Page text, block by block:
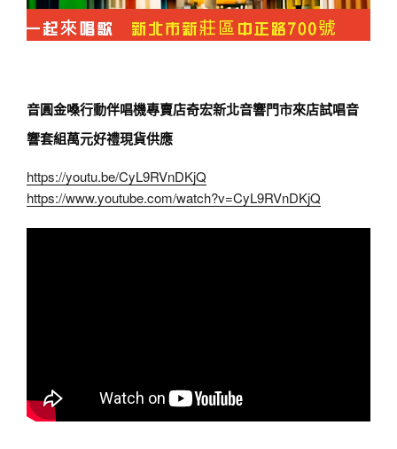
音圓金嗓行動伴唱機專賣店奇宏新北音響門市來店試唱音
響套組萬元好禮現貨供應
https://youtu.be/CyL9RVnDKjQ
https://www.youtube.com/watch?v=CyL9RVnDKjQ